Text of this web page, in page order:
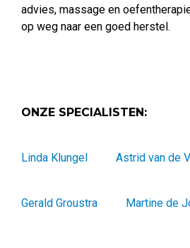
advies, massage en
op weg naar een goed herstel.
ONZE SPECIALISTEN:
Linda Klungel Astrid van de
Gerald Groustra Martine de